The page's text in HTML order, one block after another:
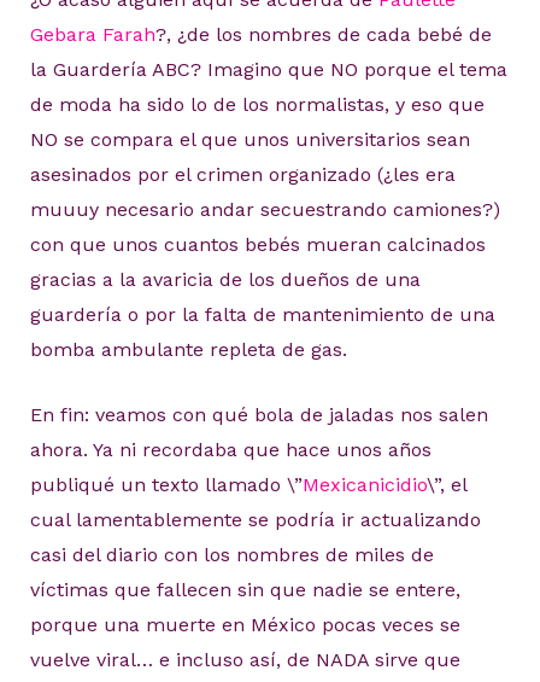
Gebara Farah?, ¿de los nombres de cada bebé de
la Guardería ABC? Imagino que NO porque el tema
de moda ha sido lo de los normalistas, y eso que
NO se compara el que unos universitarios sean
asesinados por el crimen organizado (¿les era
muuuy necesario andar secuestrando camiones?)
con que unos cuantos bebés mueran calcinados
gracias a la avaricia de los dueños de una
guardería o por la falta de mantenimiento de una
bomba ambulante repleta de gas.
En fin: veamos con qué bola de jaladas nos salen
ahora. Ya ni recordaba que hace unos años
publiqué un texto llamado \”Mexicanicidio\”, el
cual lamentablemente se podría ir actualizando
casi del diario con los nombres de miles de
víctimas que fallecen sin que nadie se entere,
porque una muerte en México pocas veces se
vuelve viral… e incluso así, de NADA sirve que